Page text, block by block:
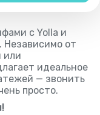
с Yolla и
Независимо от
или
идеальное
— звонить
просто.